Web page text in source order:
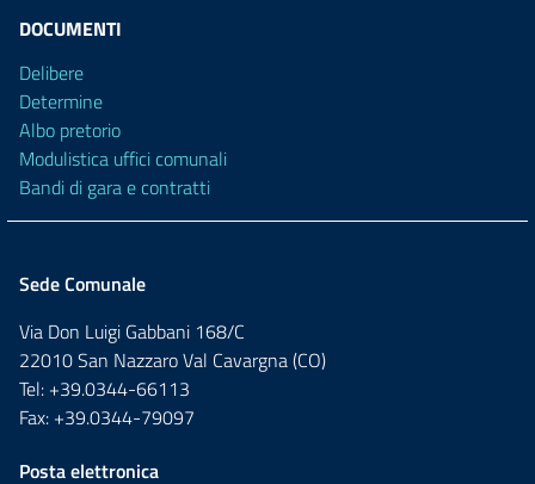
DOCUMENTI
Delibere
Determine
Albo pretorio
Modulistica uffici comunali
Bandi di gara e contratti
Sede Comunale
Via Don Luigi Gabbani 168/C
22010 San Nazzaro Val Cavargna (CO)
Tel: +39.0344-66113
Fax: +39.0344-79097
Posta elettronica